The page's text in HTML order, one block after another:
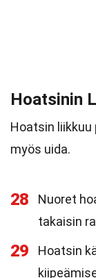
Hoatsinin
Hoatsin
myös uida.
28
Nuoret
takaisin
29
Hoatsin